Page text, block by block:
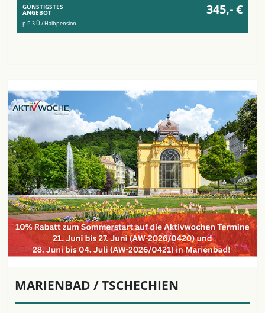
GÜNSTIGSTES
ANGEBOT 345,- €
p.P. 3 Ü / Halbpension
MARIENBAD / TSCHECHIEN